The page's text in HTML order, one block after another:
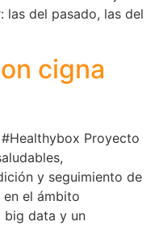
las del pasado, las del
cigna
#Healthybox Proyecto
y seguimiento de
el ámbito
big data y un